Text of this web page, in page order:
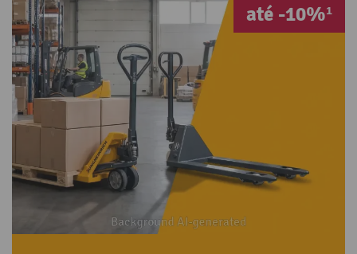
até -10%¹